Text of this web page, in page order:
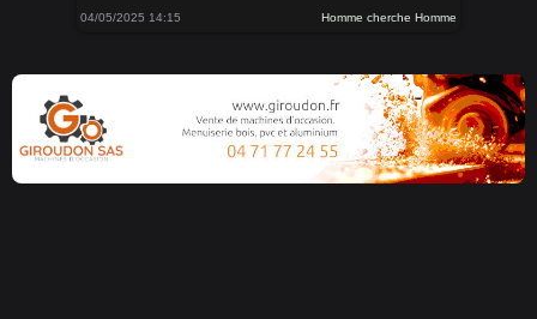
04/05/2025 14:15 Homme cherche Homme